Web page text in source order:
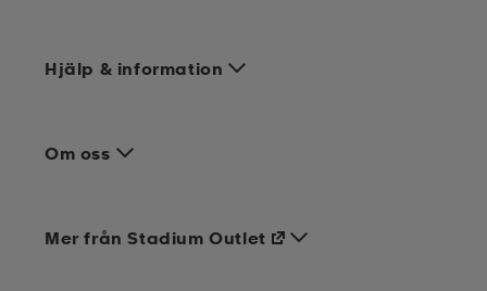
Hjälp & information
Om oss
Mer från Stadium Outlet